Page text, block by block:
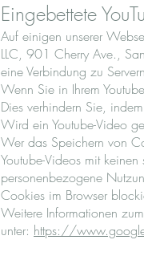
Eingebettete
Auf einigen unserer
LLC, 901 Cherry Ave.,
eine Verbindung zu
Wenn Sie in Ihrem
Dies verhindern Sie,
Wird ein Youtube-Video
Wer das Speichern von
Youtube-Videos mit
personenbezogene
Cookies im Browser
Weitere Informationen
unter: https://